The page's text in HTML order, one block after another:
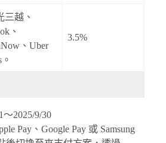
三越、
、
、Uber
3.5%
2025/9/30
Pay、Google Pay 或 Samsung